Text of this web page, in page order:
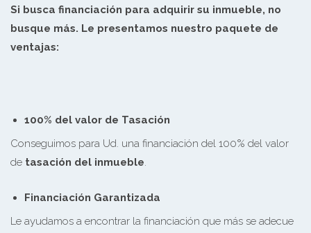
Si busca financiación para adquirir su inmueble, no
busque más. Le presentamos nuestro paquete de
ventajas:
100% del valor de Tasación
Conseguimos para Ud. una financiación del 100% del valor
de tasación del inmueble.
Financiación Garantizada
Le ayudamos a encontrar la financiación que más se adecue